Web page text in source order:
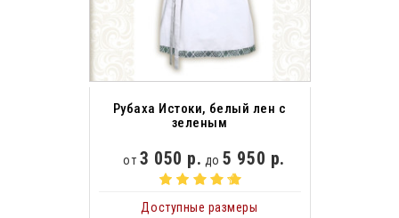
Рубаха Истоки, белый лен с
зеленым
от 3 050 р. до5 950 р.
Доступные размеры